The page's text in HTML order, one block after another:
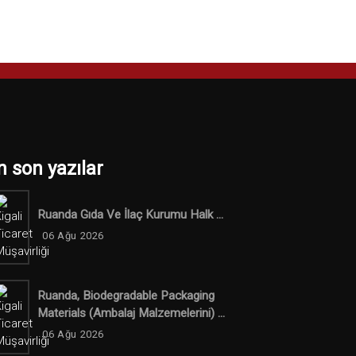
son yazılar
Ruanda Gıda Ve İlaç Kurumu Halk ...
06 Ağu 2026
Ruanda, Biodegradable Packaging
Materials (ambalaj Malzemelerini) ...
06 Ağu 2026